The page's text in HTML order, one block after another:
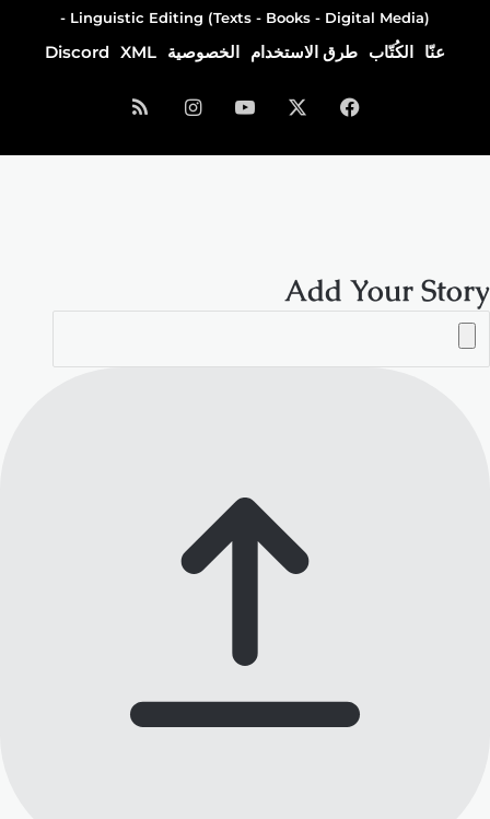
Linguistic Editing (Texts - Books - Digital Media) -
عنّا الكُتّاب طرق الاستخدام الخصوصية XML
Discord
فيسبوك ‫YouTubeانستقرامملخص
الموقع
Add Your Story